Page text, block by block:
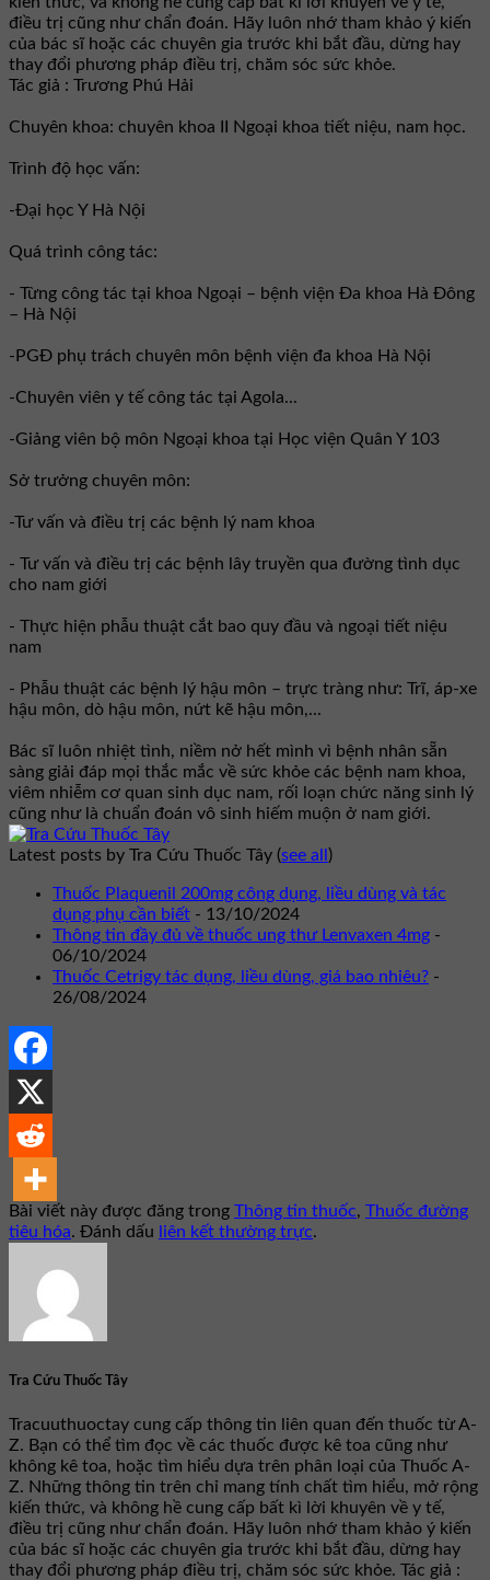
điều trị cũng như chẩn đoán. Hãy luôn nhớ tham khảo ý kiến
của bác sĩ hoặc các chuyên gia trước khi bắt đầu, dừng hay
thay đổi phương pháp điều trị, chăm sóc sức khỏe.
Tác giả : Trương Phú Hải
Chuyên khoa: chuyên khoa II Ngoại khoa tiết niệu, nam học.
Trình độ học vấn:
-Đại học Y Hà Nội
Quá trình công tác:
- Từng công tác tại khoa Ngoại – bệnh viện Đa khoa Hà Đông
– Hà Nội
-PGĐ phụ trách chuyên môn bệnh viện đa khoa Hà Nội
-Chuyên viên y tế công tác tại Agola...
-Giảng viên bộ môn Ngoại khoa tại Học viện Quân Y 103
Sở trưởng chuyên môn:
-Tư vấn và điều trị các bệnh lý nam khoa
- Tư vấn và điều trị các bệnh lây truyền qua đường tình dục
cho nam giới
- Thực hiện phẫu thuật cắt bao quy đầu và ngoại tiết niệu
nam
- Phẫu thuật các bệnh lý hậu môn – trực tràng như: Trĩ, áp-xe
hậu môn, dò hậu môn, nứt kẽ hậu môn,...
Bác sĩ luôn nhiệt tình, niềm nở hết mình vì bệnh nhân sẵn
sàng giải đáp mọi thắc mắc về sức khỏe các bệnh nam khoa,
viêm nhiễm cơ quan sinh dục nam, rối loạn chức năng sinh lý
cũng như là chuẩn đoán vô sinh hiếm muộn ở nam giới.
Latest posts by Tra Cứu Thuốc Tây (see all )
Thuốc Plaquenil 200mg công dụng, liều dùng và tác
dụng phụ cần biết - 13/10/2024
Thông tin đầy đủ về thuốc ung thư Lenvaxen 4mg -
06/10/2024
Thuốc Cetrigy tác dụng, liều dùng, giá bao nhiêu? -
26/08/2024
Bài viết này được đăng trong Thông tin thuốc, Thuốc đường
tiêu hóa. Đánh dấu liên kết thường trực.
Tra Cứu Thuốc Tây
Tracuuthuoctay cung cấp thông tin liên quan đến thuốc từ A-
Z. Bạn có thể tìm đọc về các thuốc được kê toa cũng như
không kê toa, hoặc tìm hiểu dựa trên phân loại của Thuốc A-
Z. Những thông tin trên chỉ mang tính chất tìm hiểu, mở rộng
kiến thức, và không hề cung cấp bất kì lời khuyên về y tế,
điều trị cũng như chẩn đoán. Hãy luôn nhớ tham khảo ý kiến
của bác sĩ hoặc các chuyên gia trước khi bắt đầu, dừng hay
thay đổi phương pháp điều trị, chăm sóc sức khỏe. Tác giả :